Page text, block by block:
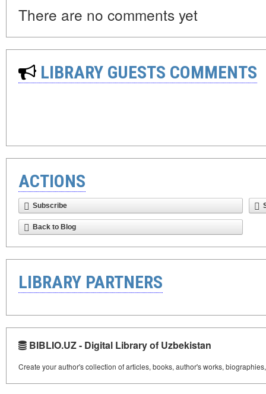
There are no comments yet
LIBRARY GUESTS COMMENTS
ACTIONS
Subscribe
Back to Blog
LIBRARY PARTNERS
BIBLIO.UZ - Digital Library of Uzbekistan
Create your author's collection of articles, books, author's works,